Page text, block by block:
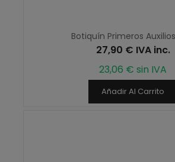
Botiquín Primeros
27,90 € IVA inc.
23,06 € sin IVA
Añadir Al Carrito